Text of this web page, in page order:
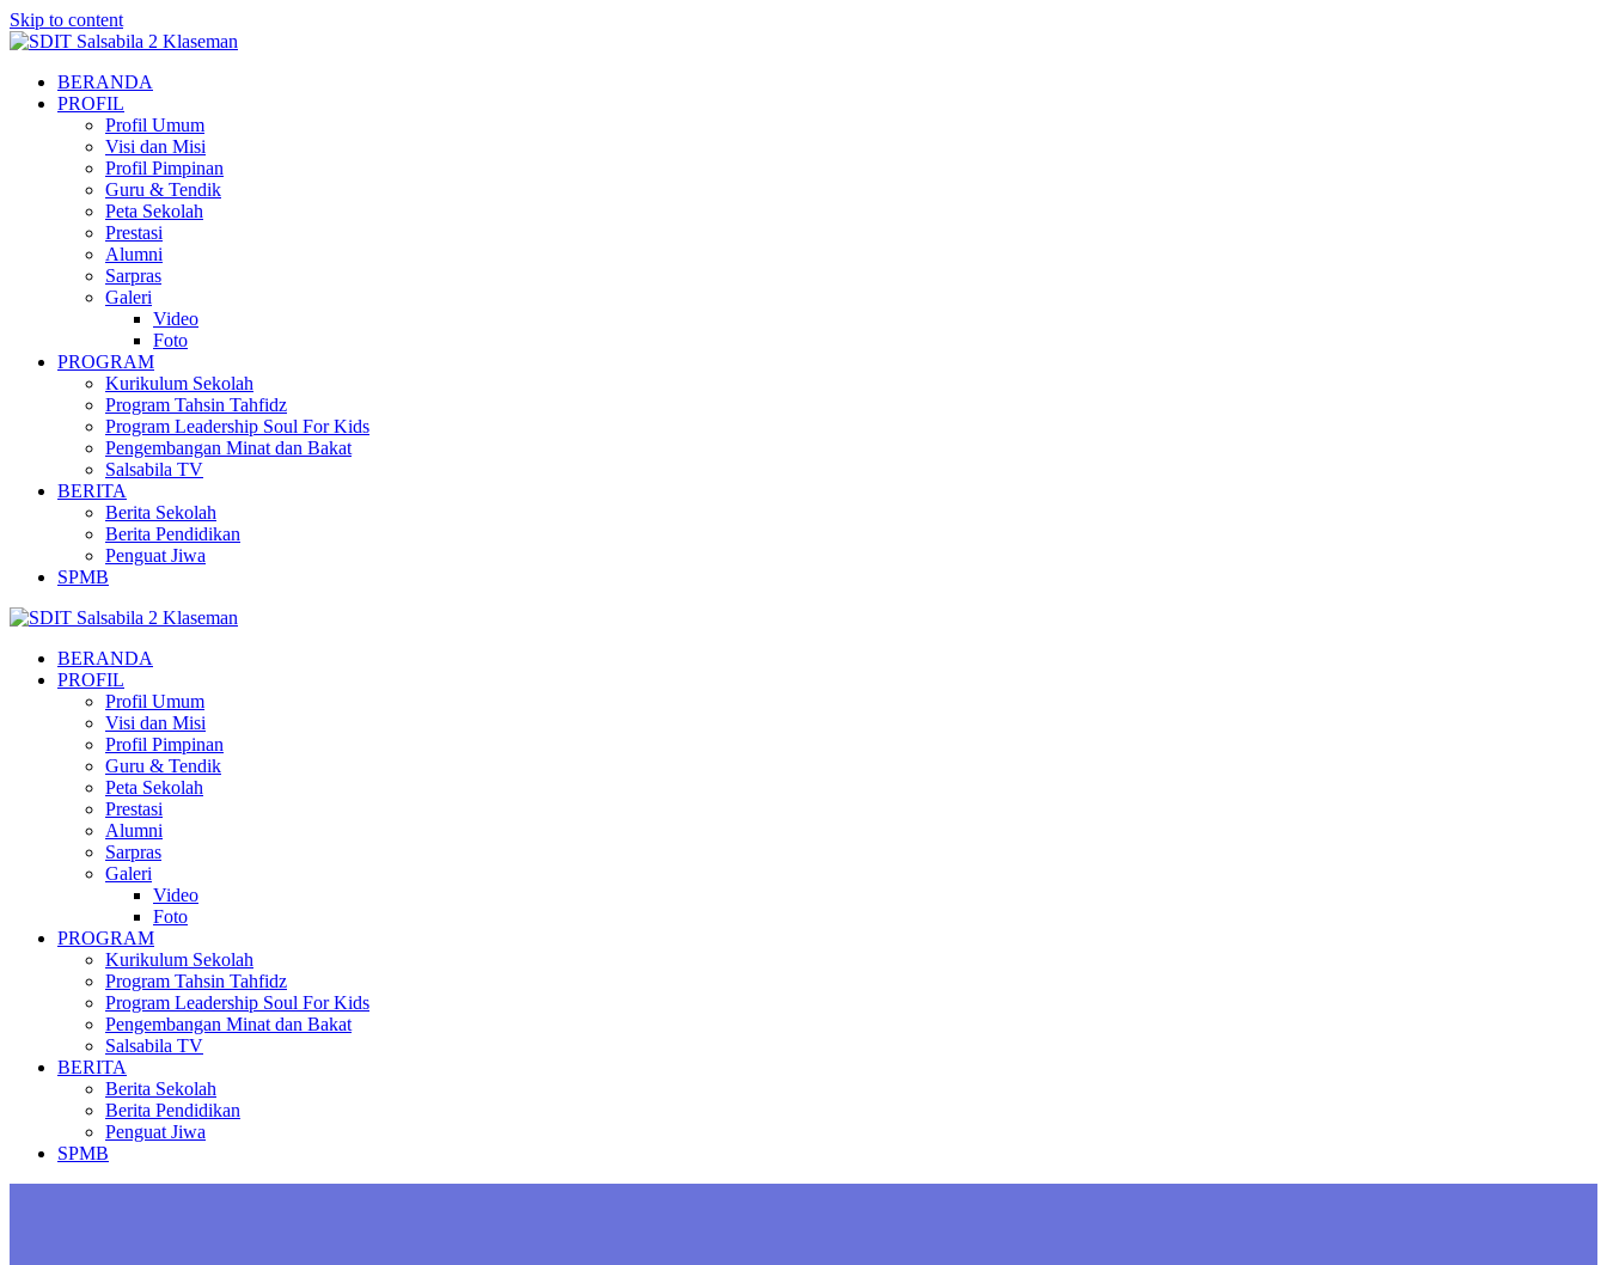
Skip to content
BERANDA
PROFIL
Profil Umum
Visi dan Misi
Profil Pimpinan
Guru & Tendik
Peta Sekolah
Prestasi
Alumni
Sarpras
Galeri
Video
Foto
PROGRAM
Kurikulum Sekolah
Program Tahsin Tahfidz
Program Leadership Soul For Kids
Pengembangan Minat dan Bakat
Salsabila TV
BERITA
Berita Sekolah
Berita Pendidikan
Penguat Jiwa
SPMB
BERANDA
PROFIL
Profil Umum
Visi dan Misi
Profil Pimpinan
Guru & Tendik
Peta Sekolah
Prestasi
Alumni
Sarpras
Galeri
Video
Foto
PROGRAM
Kurikulum Sekolah
Program Tahsin Tahfidz
Program Leadership Soul For Kids
Pengembangan Minat dan Bakat
Salsabila TV
BERITA
Berita Sekolah
Berita Pendidikan
Penguat Jiwa
SPMB